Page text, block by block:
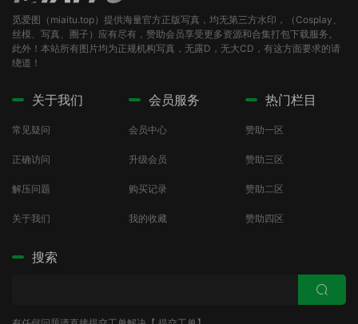
觅爱图（miaitu.top）提供海量官方正版写真，均无第三方水印，（Cosplay、
丝模、写真、圈子）应有尽有，赞助会员享受更多资源和合集打包下载服务。
此外！本站所有图片均为正规机构写真，无露D，无大CD，有这方面要求的请
绕道！
关于我们
常见疑问
正确访问
解压问题
关于我们
会员服务
会员中心
升级会员
购买记录
我的收藏
热门栏目
赞助一区
赞助三区
赞助二区
赞助四区
搜索